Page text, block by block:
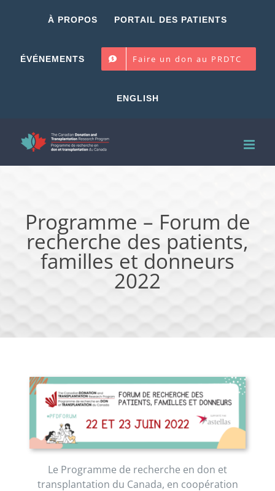
À PROPOS PORTAIL DES PATIENTS
ÉVÉNEMENTS Faire un don au PRDTC
ENGLISH
Programme – Forum de
recherche des patients,
familles et donneurs
2022
Le Programme de recherche en don et
transplantation du Canada, en coopération